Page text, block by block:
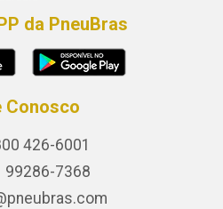
da PneuBras
Conosco
426-6001
99286-7368